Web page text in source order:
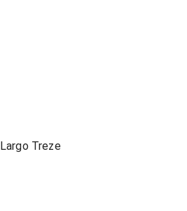
Largo Treze